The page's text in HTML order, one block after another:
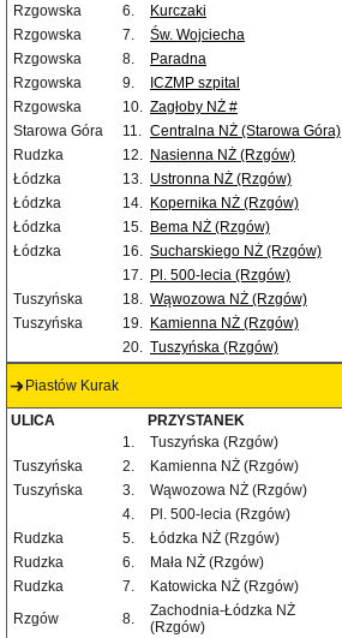
Rzgowska
6. Kurczaki
Rzgowska
7. Św. Wojciecha
Rzgowska
8. Paradna
Rzgowska
9. ICZMP szpital
Rzgowska
10. Zagłoby NŻ #
Starowa Góra
11. Centralna NŻ (Starowa Góra)
Rudzka
12. Nasienna NŻ (Rzgów)
Łódzka
13. Ustronna NŻ (Rzgów)
Łódzka
14. Kopernika NŻ (Rzgów)
Łódzka
15. Bema NŻ (Rzgów)
Łódzka
16. Sucharskiego NŻ (Rzgów)
17. Pl. 500-lecia (Rzgów)
Tuszyńska
18. Wąwozowa NŻ (Rzgów)
Tuszyńska
19. Kamienna NŻ (Rzgów)
20. Tuszyńska (Rzgów)
Piastów Kurak
ULICA PRZYSTANEK
1.
Tuszyńska (Rzgów)
Tuszyńska
2.
Kamienna NŻ (Rzgów)
Tuszyńska
3.
Wąwozowa NŻ (Rzgów)
4.
Pl. 500-lecia (Rzgów)
Rudzka
5.
Łódzka NŻ (Rzgów)
Rudzka
6.
Mała NŻ (Rzgów)
Rudzka
7.
Katowicka NŻ (Rzgów)
Rzgów
8.
Zachodnia-Łódzka NŻ
(Rzgów)